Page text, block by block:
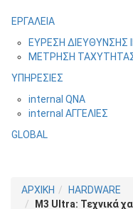
ΕΡΓΑΛΕΙΑ
ΕΥΡΕΣΗ ΔΙΕΥΘΥΝΣΗΣ
ΜΕΤΡΗΣΗ ΤΑΧΥΤΗΤΑΣ
ΥΠΗΡΕΣΙΕΣ
internal QNA
internal ΑΓΓΕΛΙΕΣ
GLOBAL
ΑΡΧΙΚΗ
HARDWARE
M3 Ultra: Τεχνικά